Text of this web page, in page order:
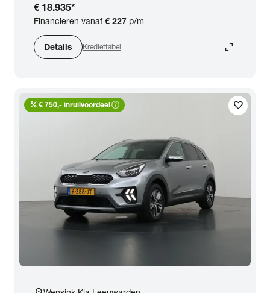
€ 18.935*
Financieren vanaf€ 227 p/m
Details Krediettabel expand_content
favorite
percent € 750,- inruilvoordeelhelp_outline